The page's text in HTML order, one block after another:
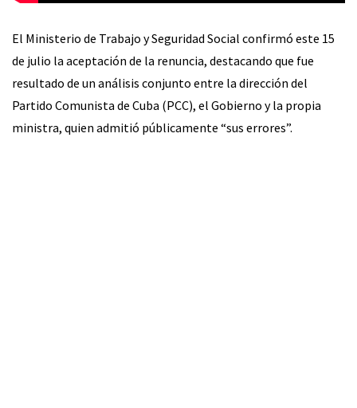
El Ministerio de Trabajo y Seguridad Social confirmó este 15
de julio la aceptación de la renuncia, destacando que fue
resultado de un análisis conjunto entre la dirección del
Partido Comunista de Cuba (PCC), el Gobierno y la propia
ministra, quien admitió públicamente “sus errores”.